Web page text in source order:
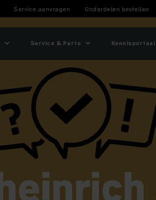
Service aanvragen Onderdelen bestellen
Service & Parts Kennisportaal